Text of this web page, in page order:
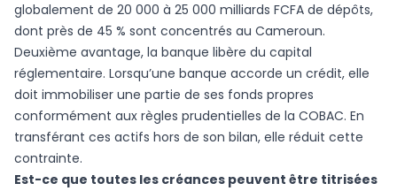
globalement de 20 000 à 25 000 milliards FCFA de dépôts,
dont près de 45 % sont concentrés au Cameroun.
Deuxième avantage, la banque libère du capital
réglementaire. Lorsqu’une banque accorde un crédit, elle
doit immobiliser une partie de ses fonds propres
conformément aux règles prudentielles de la COBAC. En
transférant ces actifs hors de son bilan, elle réduit cette
contrainte.
Est-ce que toutes les créances peuvent être titrisées